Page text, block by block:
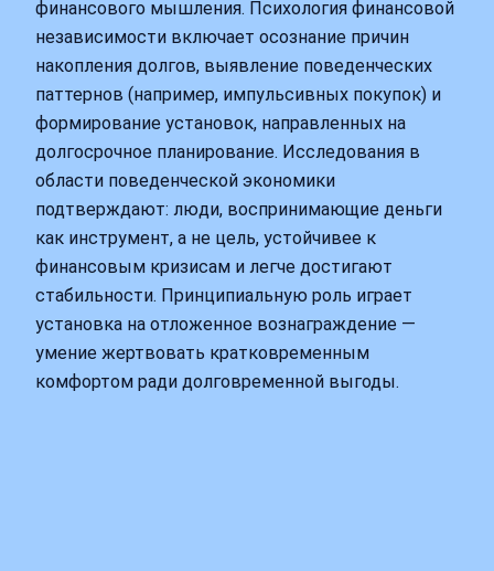
финансового мышления. Психология финансовой
независимости включает осознание причин
накопления долгов, выявление поведенческих
паттернов (например, импульсивных покупок) и
формирование установок, направленных на
долгосрочное планирование. Исследования в
области поведенческой экономики
подтверждают: люди, воспринимающие деньги
как инструмент, а не цель, устойчивее к
финансовым кризисам и легче достигают
стабильности. Принципиальную роль играет
установка на отложенное вознаграждение —
умение жертвовать кратковременным
комфортом ради долговременной выгоды.